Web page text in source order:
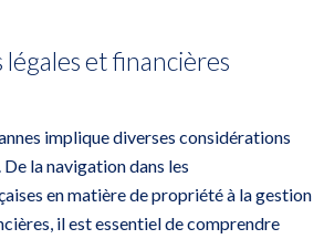
et financières
implique diverses considérations
la navigation dans les
en matière de propriété à la gestion
il est essentiel de comprendre